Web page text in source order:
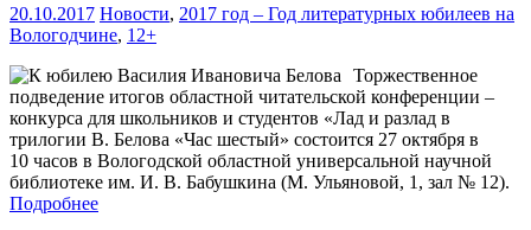
20.10.2017 Новости, 2017 год – Год литературных юбилеев на
Вологодчине, 12+
Торжественное
подведение итогов областной читательской конференции –
конкурса для школьников и студентов «Лад и разлад в
трилогии В. Белова «Час шестый» состоится 27 октября в
10 часов в Вологодской областной универсальной научной
библиотеке им. И. В. Бабушкина (М. Ульяновой, 1, зал № 12).
Подробнее